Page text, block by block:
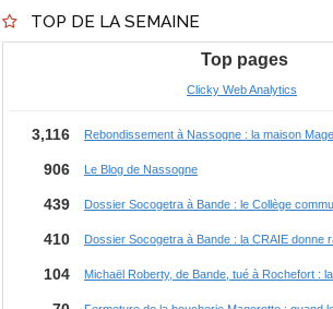
TOP DE LA SEMAINE